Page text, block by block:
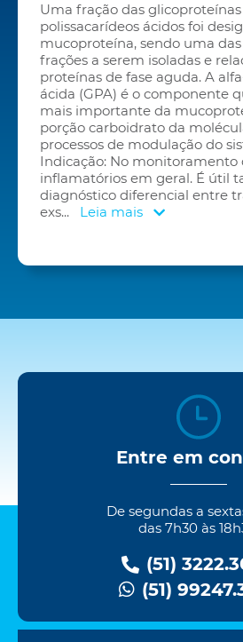
Uma fração das
polissacarídeos ácidos foi
mucoproteína, sendo uma
frações a serem isoladas e
proteínas de fase aguda. A
ácida (GPA) é o componente
mais importante da
porção carboidrato da
processos de modulação do
Indicação: No monitoramento
inflamatórios em geral. É útil
diagnóstico diferencial entre
exs... Leia mais
Entre em
De segundas a
das 7h30 às
(51)
(51)